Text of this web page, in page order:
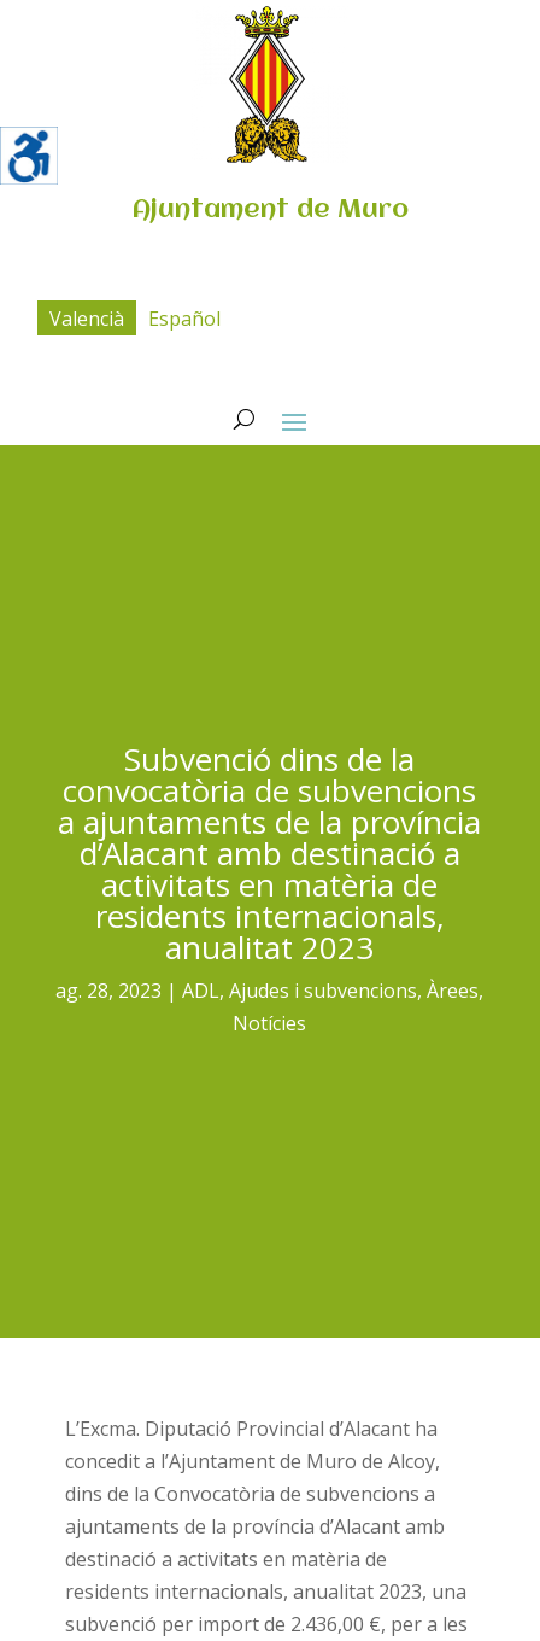
Ajuntament de Muro
Valencià Español
Subvenció dins de la
convocatòria de subvencions
a ajuntaments de la província
d’Alacant amb destinació a
activitats en matèria de
residents internacionals,
anualitat 2023
ag. 28, 2023 ADL,Ajudes i subvencions,Àrees,
Notícies
L’Excma. Diputació Provincial d’Alacant ha
concedit a l’Ajuntament de Muro de Alcoy,
dins de la Convocatòria de subvencions a
ajuntaments de la província d’Alacant amb
destinació a activitats en matèria de
residents internacionals, anualitat 2023, una
subvenció per import de 2.436,00 €, per a les